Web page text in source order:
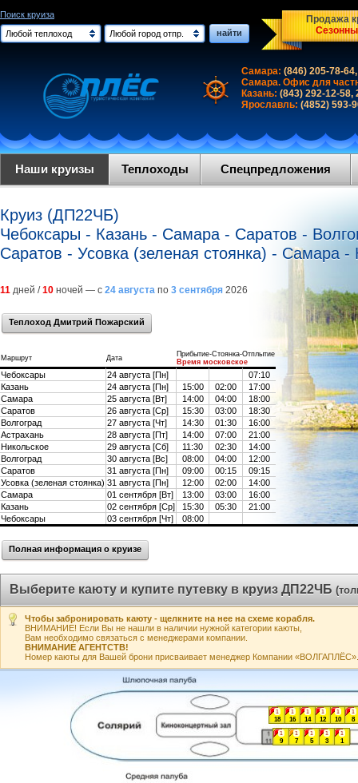
Поиск круиза
Любой теплоход
Любой город отпр. найти
Продажа
Самара: (846) 205-78-
Самара. Офис для
Казань: (843) 292-12-58,
Ярославль: (4852) 593-
Наши круизы Теплоходы Спецпредложения
Круиз (ДП22ЧБ)
Чебоксары - Казань - Самара - Саратов -
Саратов - Усовка (зеленая стоянка) - Самара -
11 дней /10 ночей — с 24 августа по 3 сентября 2026
Теплоход Дмитрий Пожарский
Маршрут Дата
Прибытие-Стоянка-Отплытие
Время московское
Чебоксары 24 августа [Пн]
07:10
Казань
24 августа [Пн] 15:00 02:00
17:00
Самара
25 августа [Вт] 14:00 04:00
18:00
Саратов
26 августа [Ср] 15:30 03:00
18:30
Волгоград
27 августа [Чт] 14:30 01:30
16:00
Астрахань
28 августа [Пт] 14:00 07:00
21:00
Никольское
29 августа [Сб] 11:30 02:30
14:00
Волгоград
30 августа [Вс] 08:00 04:00
12:00
Саратов
31 августа [Пн] 09:00 00:15
09:15
Усовка (зеленая стоянка) 31 августа [Пн] 12:00 02:00
14:00
Самара
01 сентября [Вт] 13:00 03:00
16:00
Казань
02 сентября [Ср] 15:30 05:30
21:00
Чебоксары
03 сентября [Чт] 08:00
Полная информация о круизе
Выберите каюту и купите путевку в круиз ДП22ЧБ
Чтобы забронировать каюту - щелкните на нее на схеме корабля.
ВНИМАНИЕ! Если Вы не нашли в наличии нужной категории каюты,
Вам необходимо связаться с менеджерами компании.
ВНИМАНИЕ АГЕНТСТВ!
Номер каюты для Вашей брони присваивает менеджер Компании «ВОЛГАПЛЁС».
1
1
1
10
1
12
1
14
1
16
1
18
1
3
1
5
1
7
1
8
1
9